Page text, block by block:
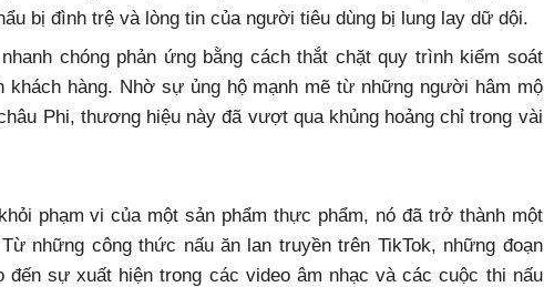
bị đình trệ và lòng tin của người tiêu dùng bị lung lay dữ dội.
chóng phản ứng bằng cách thắt chặt quy trình kiểm soát
khách hàng. Nhờ sự ủng hộ mạnh mẽ từ những người hâm mộ
Phi, thương hiệu này đã vượt qua khủng hoảng chỉ trong vài
phạm vi của một sản phẩm thực phẩm, nó đã trở thành một
những công thức nấu ăn lan truyền trên TikTok, những đoạn
đến sự xuất hiện trong các video âm nhạc và các cuộc thi nấu